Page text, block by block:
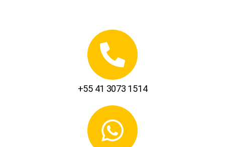
+55 41 3073 1514